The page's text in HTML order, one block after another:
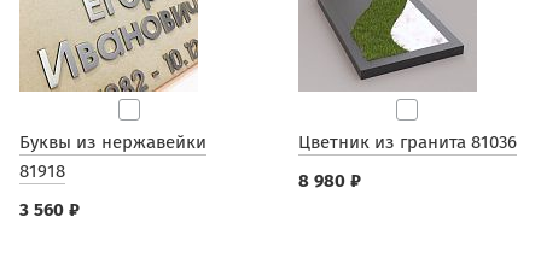
Буквы из нержавейки
81918
3 560 ₽
Цветник из гранита 81036
8 980 ₽